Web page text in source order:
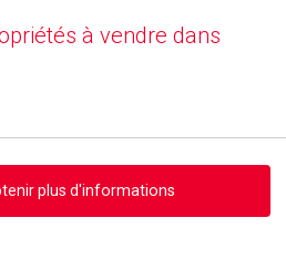
à vendre dans
plus d'informations